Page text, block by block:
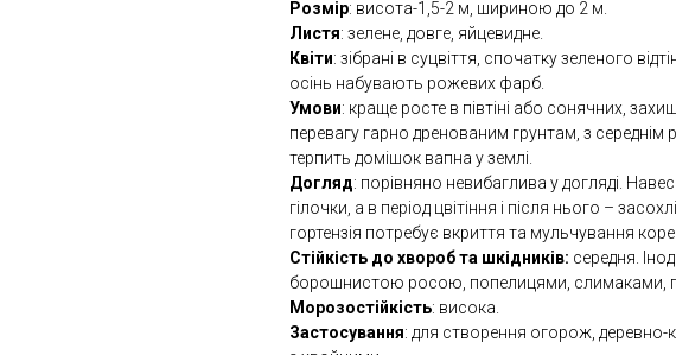
Розмір: висота-1,5-2 м, шириною до 2 м.
Листя: зелене, довге, яйцевидне.
Квіти: зібрані в суцвіття, спочатку зеленого
осінь набувають рожевих фарб.
Умови: краще росте в півтіні або сонячних,
перевагу гарно дренованим грунтам, з середнім
терпить домішок вапна у землі.
Догляд: порівняно невибаглива у догляді.
гілочки, а в період цвітіння і після нього –
гортензія потребує вкриття та мульчування
Стійкість до хвороб та шкідників: середня.
борошнистою росою, попелицями, слимаками,
Морозостійкість: висока.
Застосування: для створення огорож, деревно-